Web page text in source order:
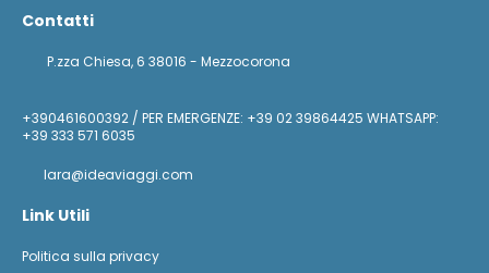
Contatti
P.zza Chiesa, 6 38016 - Mezzocorona
+390461600392 / PER EMERGENZE: +39 02 39864425 WHATSAPP:
+39 333 571 6035
lara@ideaviaggi.com
Link Utili
Politica sulla privacy